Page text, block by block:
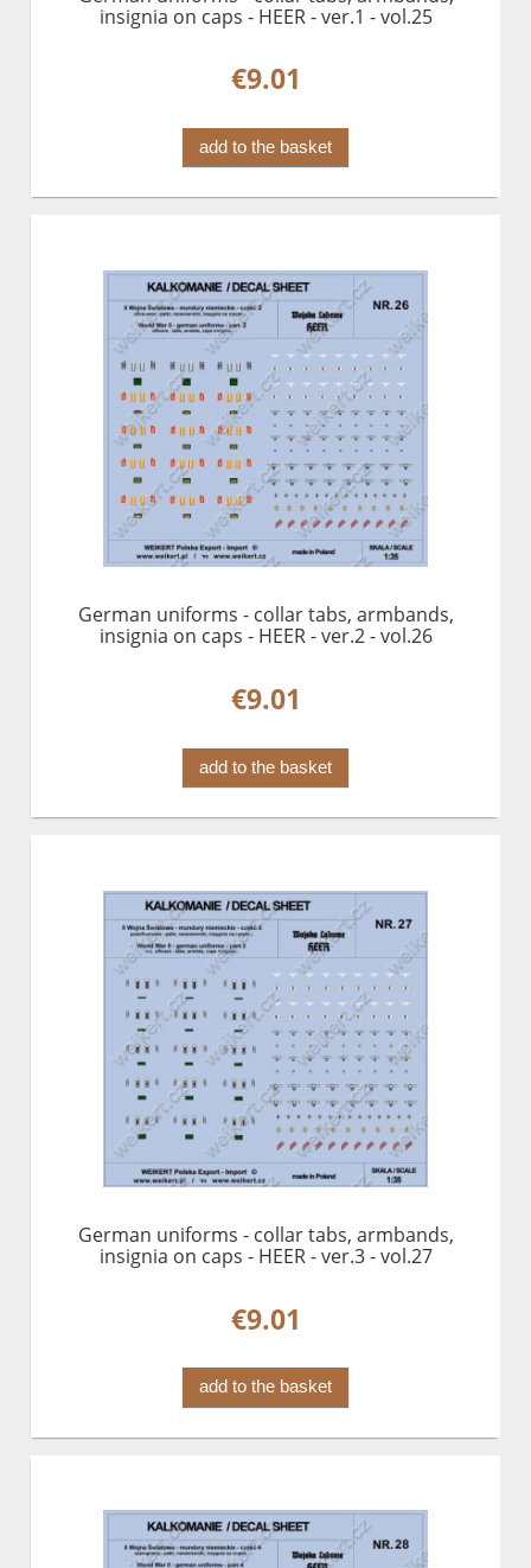
insignia on caps - HEER - ver.1 - vol.25
€9.01
add to the basket
German uniforms - collar tabs, armbands,
insignia on caps - HEER - ver.2 - vol.26
€9.01
add to the basket
German uniforms - collar tabs, armbands,
insignia on caps - HEER - ver.3 - vol.27
€9.01
add to the basket